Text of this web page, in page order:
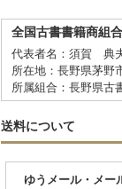
全国古書書籍商組
代表者名：須賀 典
所在地：長野県茅野
所属組合：長野県古
送料について
ゆうメール・メー